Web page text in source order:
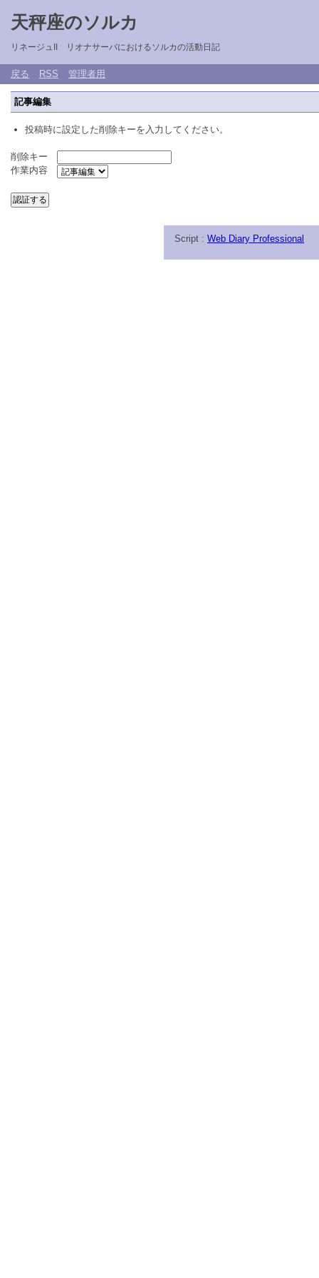
天秤座のソルカ
リネージュII リオナサーバにおけるソルカの活動日記
戻る RSS 管理者用
記事編集
投稿時に設定した削除キーを入力してください。
削除キー
作業内容
Script : Web Diary Professional